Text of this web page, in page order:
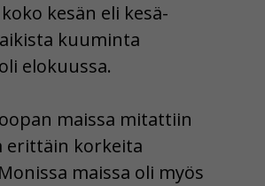
kesän eli kesä-
kuuminta
elokuussa.
maissa mitattiin
erittäin korkeita
maissa oli myös